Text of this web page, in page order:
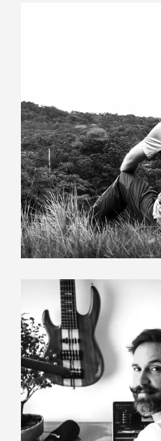
Dejé de pagar
lo
May 18,
Cómo ser